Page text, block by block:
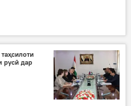
русӣ дар